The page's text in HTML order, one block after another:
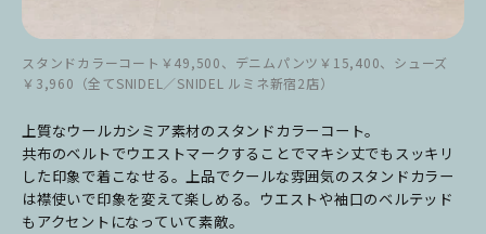
スタンドカラーコート￥49,500、デニムパンツ￥15,400、シューズ
￥3,960（全てSNIDEL／SNIDEL ルミネ新宿2店）
上質なウールカシミア素材のスタンドカラーコート。
共布のベルトでウエストマークすることでマキシ丈でもスッキリ
した印象で着こなせる。上品でクールな雰囲気のスタンドカラー
は襟使いで印象を変えて楽しめる。ウエストや袖口のベルテッド
もアクセントになっていて素敵。